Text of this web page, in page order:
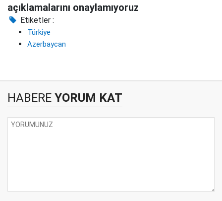
açıklamalarını onaylamıyoruz
Etiketler :
Türkiye
Azerbaycan
HABERE YORUM KAT